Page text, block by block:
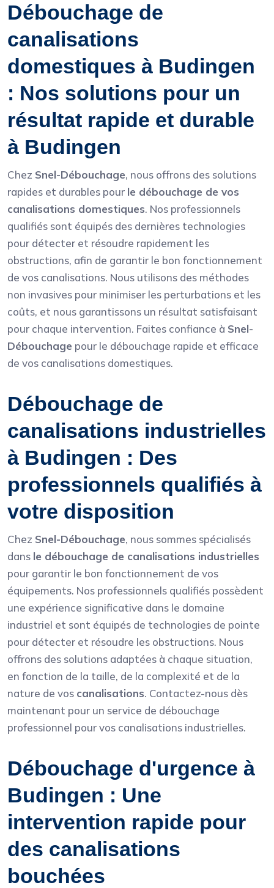
Débouchage de
canalisations
domestiques à Budingen
: Nos solutions pour un
résultat rapide et durable
à Budingen
Chez Snel-Débouchage, nous offrons des solutions
rapides et durables pour le débouchage de vos
canalisations domestiques. Nos professionnels
qualifiés sont équipés des dernières technologies
pour détecter et résoudre rapidement les
obstructions, afin de garantir le bon fonctionnement
de vos canalisations. Nous utilisons des méthodes
non invasives pour minimiser les perturbations et les
coûts, et nous garantissons un résultat satisfaisant
pour chaque intervention. Faites confiance à Snel-
Débouchage pour le débouchage rapide et efficace
de vos canalisations domestiques.
Débouchage de
canalisations industrielles
à Budingen : Des
professionnels qualifiés à
votre disposition
Chez Snel-Débouchage, nous sommes spécialisés
dans le débouchage de canalisations industrielles
pour garantir le bon fonctionnement de vos
équipements. Nos professionnels qualifiés possèdent
une expérience significative dans le domaine
industriel et sont équipés de technologies de pointe
pour détecter et résoudre les obstructions. Nous
offrons des solutions adaptées à chaque situation,
en fonction de la taille, de la complexité et de la
nature de vos canalisations. Contactez-nous dès
maintenant pour un service de débouchage
professionnel pour vos canalisations industrielles.
Débouchage d'urgence à
Budingen : Une
intervention rapide pour
des canalisations
bouchées